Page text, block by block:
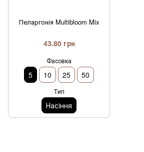
Пеларгонія Multibloom Mix
43.80 грн
Фасовка
5 10 25 50
Тип
Насiння